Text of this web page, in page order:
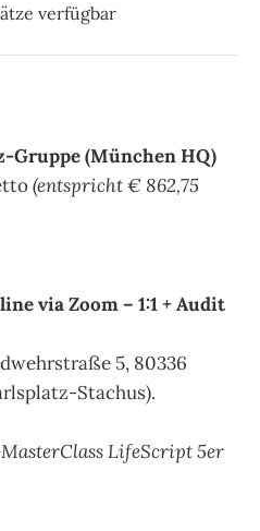
verfügbar
Gruppe (München HQ)
(entspricht € 862,75
via Zoom – 1:1 + Audit
5, 80336
Stachus).
LifeScript 5er